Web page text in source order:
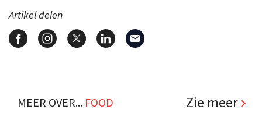
Artikel delen
MEER OVER... FOOD Zie meer